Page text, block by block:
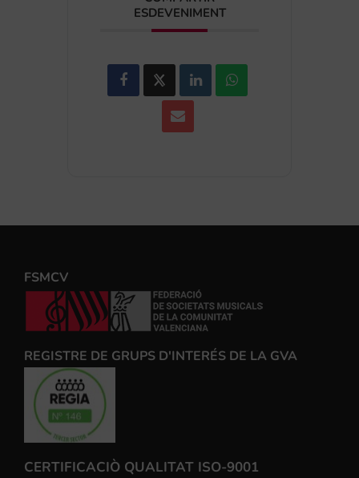
ESDEVENIMENT
FSMCV
REGISTRE DE GRUPS D'INTERÉS DE LA GVA
CERTIFICACIÒ QUALITAT ISO-9001